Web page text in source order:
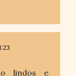
lindos e